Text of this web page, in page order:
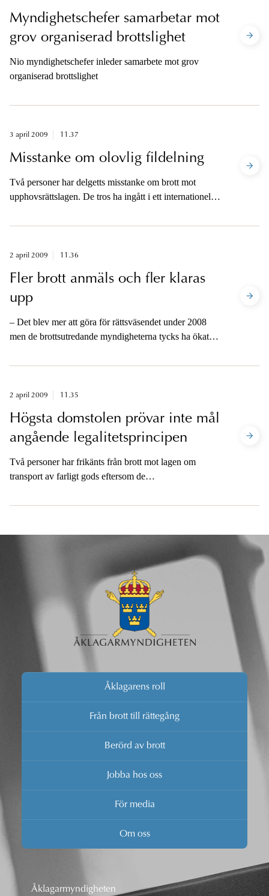
Myndighetschefer samarbetar mot
grov organiserad brottslighet
Nio myndighetschefer inleder samarbete mot grov
organiserad brottslighet
3 april 2009 11.37
Misstanke om olovlig fildelning
Två personer har delgetts misstanke om brott mot
upphovsrättslagen. De tros ha ingått i ett internationellt
2 april 2009 11.36
Fler brott anmäls och fler klaras
upp
– Det blev mer att göra för rättsväsendet under 2008
men de brottsutredande myndigheterna tycks ha ökat
säger Jan Andersson, generaldirektör på Brå.
2 april 2009 11.35
Högsta domstolen prövar inte mål
angående legalitetsprincipen
Två personer har frikänts från brott mot lagen om
transport av farligt gods eftersom de
med stöd av den gamla lagen om transport av farligt
Åklagarens roll
Från brott till rättegång
Berörd av brott
Jobba hos oss
För media
Om oss
Åklagarmyndigheten